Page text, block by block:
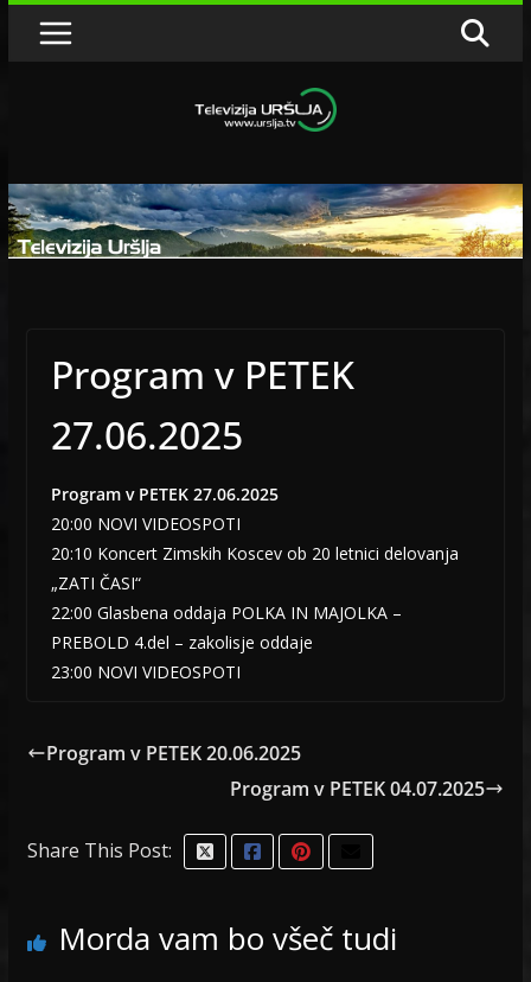
Skip
Program v PETEK
27.06.2025
Program v PETEK 27.06.2025
20:00 NOVI VIDEOSPOTI
20:10 Koncert Zimskih Koscev ob 20 letnici delovanja
„ZATI ČASI“
22:00 Glasbena oddaja POLKA IN MAJOLKA –
PREBOLD 4.del – zakolisje oddaje
23:00 NOVI VIDEOSPOTI
Program v PETEK 20.06.2025
Program v PETEK 04.07.2025
Share This Post:
Morda vam bo všeč tudi